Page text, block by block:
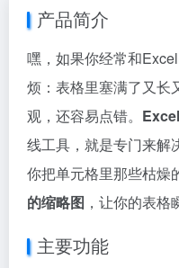
产品简介
嘿，如果你经常和Excel
烦：表格里塞满了又长
观，还容易点错。 Excel
线工具，就是专门来解
你把单元格里那些枯燥
的缩略图 ，让你的表格
主要功能